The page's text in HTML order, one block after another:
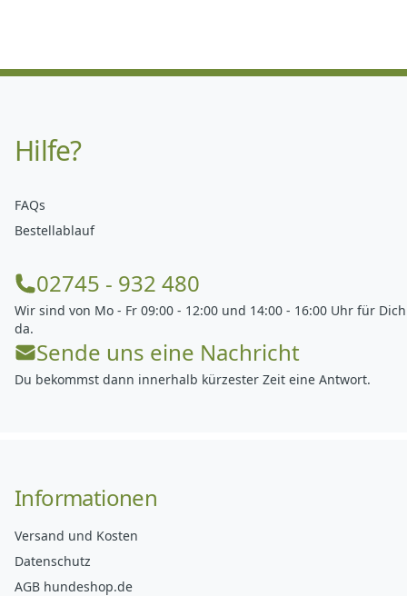
Hilfe?
FAQs
Bestellablauf
02745 - 932 480
Wir sind von Mo - Fr 09:00 - 12:00 und 14:00 - 16:00 Uhr für Dich
da.
Sende uns eine Nachricht
Du bekommst dann innerhalb kürzester Zeit eine Antwort.
Informationen
Versand und Kosten
Datenschutz
AGB hundeshop.de